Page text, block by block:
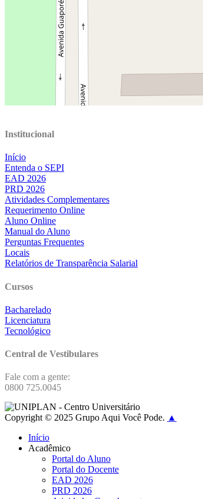
Institucional
Início
Entenda o SEPI
EAD 2026
PRD 2026
Atividades Complementares
Requerimento Online
Aluno Online
Manual do Aluno
Perguntas Frequentes
Locais
Relatórios de Transparência Salarial
Cursos
Bacharelado
Licenciatura
Tecnológico
Central de Vestibulares
Fale com a gente:
0800 725.0045
Copyright © 2025 Grupo Aqui Você Pode. ▲
Início
Acadêmico
Portal do Aluno
Portal do Docente
EAD 2026
PRD 2026